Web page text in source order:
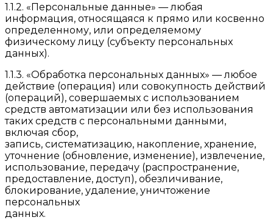
1.1.2. «Персональные данные» — любая
информация, относящаяся к прямо или косвенно
определенному, или определяемому
физическому лицу (субъекту персональных
данных).
1.1.3. «Обработка персональных данных» — любое
действие (операция) или совокупность действий
(операций), совершаемых с использованием
средств автоматизации или без использования
таких средств с персональными данными,
включая сбор,
запись, систематизацию, накопление, хранение,
уточнение (обновление, изменение), извлечение,
использование, передачу (распространение,
предоставление, доступ), обезличивание,
блокирование, удаление, уничтожение
персональных
данных.